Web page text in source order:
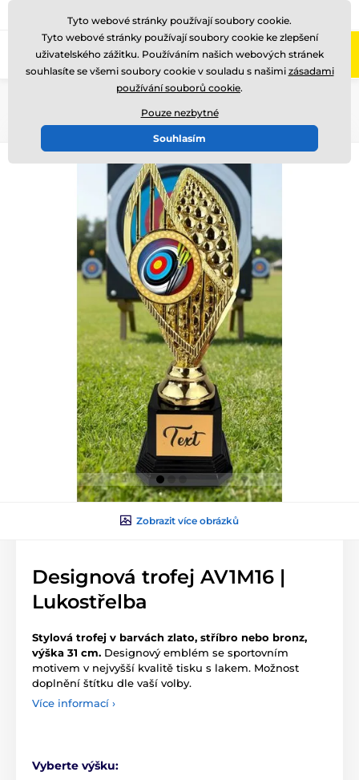
Zavolejte nám (Po-Pá 8-17)
Zobrazit více obrázků
Designová trofej AV1M16 |
Lukostřelba
Stylová trofej v barvách zlato, stříbro nebo bronz,
výška 31 cm. Designový emblém se sportovním
motivem v nejvyšší kvalitě tisku s lakem. Možnost
doplnění štítku dle vaší volby.
Více informací ›
Vyberte výšku:
Tyto webové stránky používají soubory cookie.
Tyto webové stránky používají soubory cookie ke zlepšení
uživatelského zážitku. Používáním našich webových stránek
souhlasíte se všemi soubory cookie v souladu s našimi zásadami
používání souborů cookie.
Pouze nezbytné
Souhlasím